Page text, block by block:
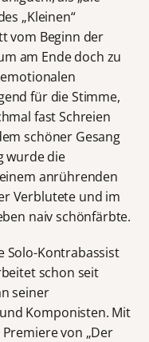
„Kleinen“
vom Beginn der
am Ende doch zu
für die Stimme,
fast Schreien
schöner Gesang
wurde die
anrührenden
Verblutete und im
naiv schönfärbte.
Solo-Kontrabassist
schon seit
seiner
Komponisten. Mit
von „Der